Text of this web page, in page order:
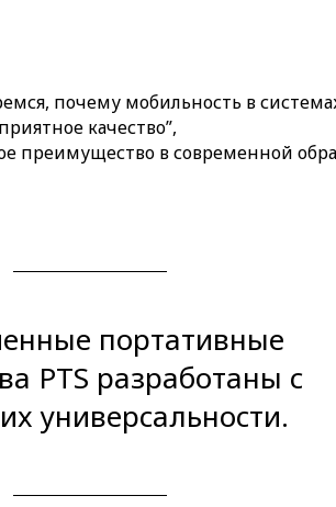
почему мобильность в
качество”,
преимущество в современной
портативные
PTS разработаны с
универсальности.